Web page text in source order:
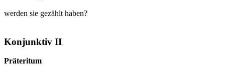
werden sie gezählt haben?
Konjunktiv II
Präteritum